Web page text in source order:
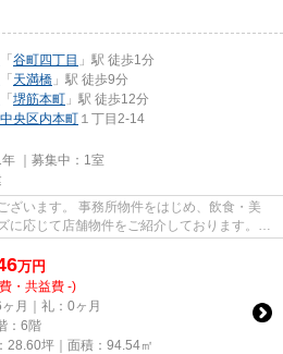
「谷町四丁目 」駅 徒歩1分
「天満橋 」駅 徒歩9分
「堺筋本町 」駅 徒歩12分
央区内本町 １丁目2-14
｜募集中： 1室
ざいます。 事務所物件をはじめ、飲食・美
応じて店舗物件をご紹介しております。
万円
・共益費 -)
月｜礼：0ヶ月
：6階
28.60坪｜面積：94.54㎡